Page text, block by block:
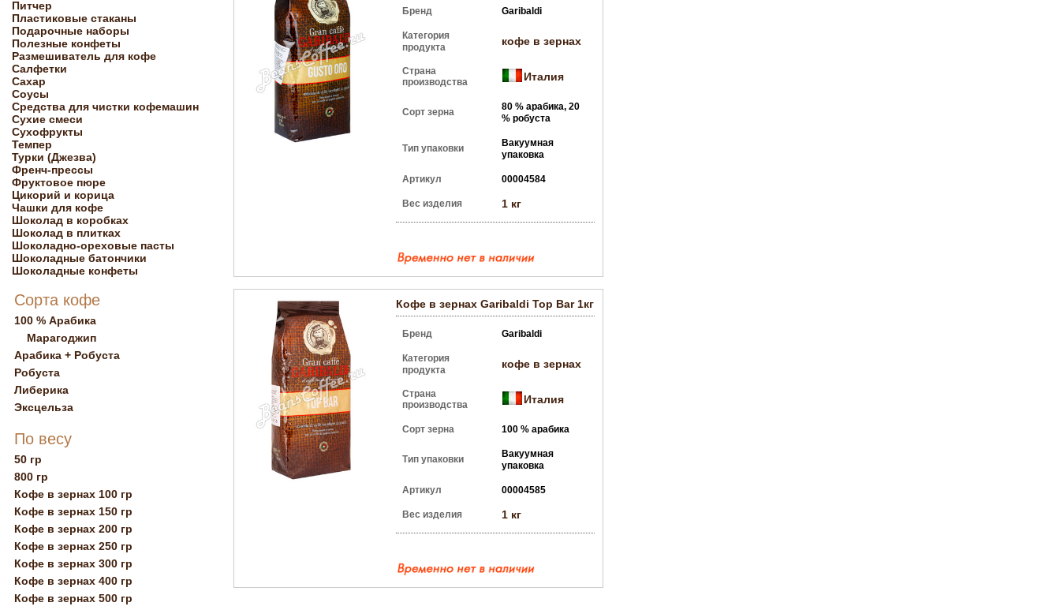
Питчер
Пластиковые стаканы
Подарочные наборы
Полезные конфеты
Размешиватель для кофе
Салфетки
Сахар
Соусы
Средства для чистки кофемашин
Сухие смеси
Сухофрукты
Темпер
Турки (Джезва)
Френч-прессы
Фруктовое пюре
Цикорий и корица
Чашки для кофе
Шоколад в коробках
Шоколад в плитках
Шоколадно-ореховые пасты
Шоколадные батончики
Шоколадные конфеты
Сорта кофе
100 % Арабика
Марагоджип
Арабика + Робуста
Робуста
Либерика
Эксцельза
По весу
50 гр
800 гр
Кофе в зернах 100 гр
Кофе в зернах 150 гр
Кофе в зернах 200 гр
Кофе в зернах 250 гр
Кофе в зернах 300 гр
Кофе в зернах 400 гр
Кофе в зернах 500 гр
Бренд Garibaldi
Категория
продукта
кофе в зернах
Страна
производства
Италия
Сорт зерна
80 % арабика, 20
% робуста
Тип упаковки
Вакуумная
упаковка
Артикул 00004584
Вес изделия 1 кг
Кофе в зернах Garibaldi Top Bar 1кг
Бренд Garibaldi
Категория
продукта
кофе в зернах
Страна
производства
Италия
Сорт зерна 100 % арабика
Тип упаковки
Вакуумная
упаковка
Артикул 00004585
Вес изделия 1 кг